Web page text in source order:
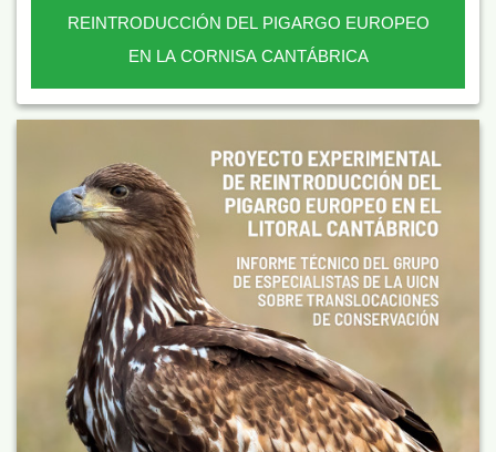
REINTRODUCCIÓN DEL PIGARGO EUROPEO
EN LA CORNISA CANTÁBRICA